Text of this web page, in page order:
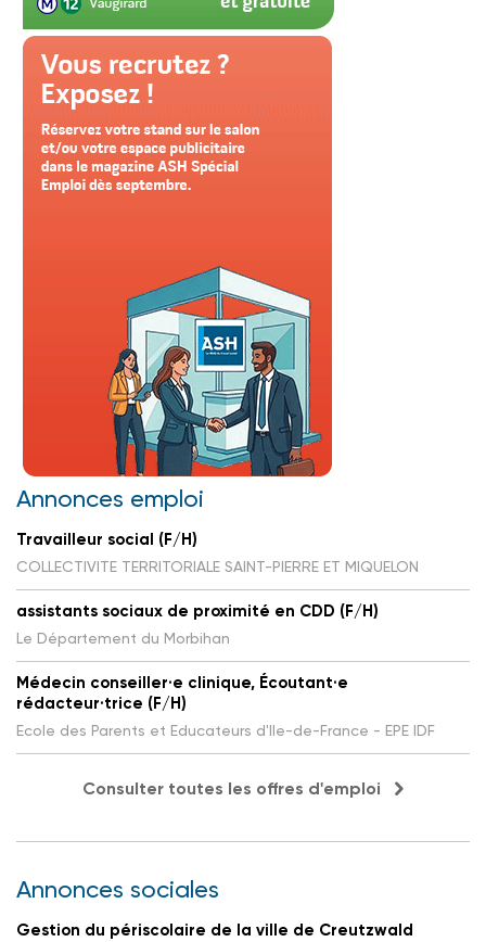
Annonces emploi
Travailleur social (F/H)
COLLECTIVITE TERRITORIALE SAINT-PIERRE ET MIQUELON
assistants sociaux de proximité en CDD (F/H)
Le Département du Morbihan
Médecin conseiller·e clinique, Écoutant·e
rédacteur·trice (F/H)
Ecole des Parents et Educateurs d'Ile-de-France - EPE IDF
Consulter toutes les offres d'emploi
Annonces sociales
Gestion du périscolaire de la ville de Creutzwald